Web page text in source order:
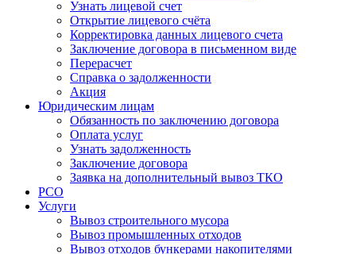
Узнать лицевой счет
Открытие лицевого счёта
Корректировка данных лицевого счета
Заключение договора в письменном виде
Перерасчет
Справка о задолженности
Акция
Юридическим лицам
Обязанность по заключению договора
Оплата услуг
Узнать задолженность
Заключение договора
Заявка на дополнительный вывоз ТКО
РСО
Услуги
Вывоз строительного мусора
Вывоз промышленных отходов
Вывоз отходов бункерами накопителями